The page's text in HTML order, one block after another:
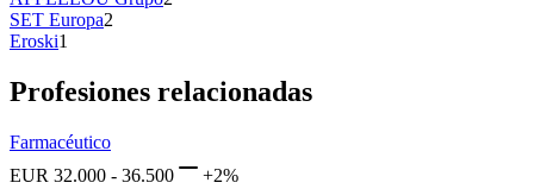
SET Europa2
Eroski1
Profesiones relacionadas
Farmacéutico
EUR 32.000 - 36.500 +2%